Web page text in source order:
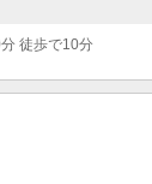
徒歩で10分